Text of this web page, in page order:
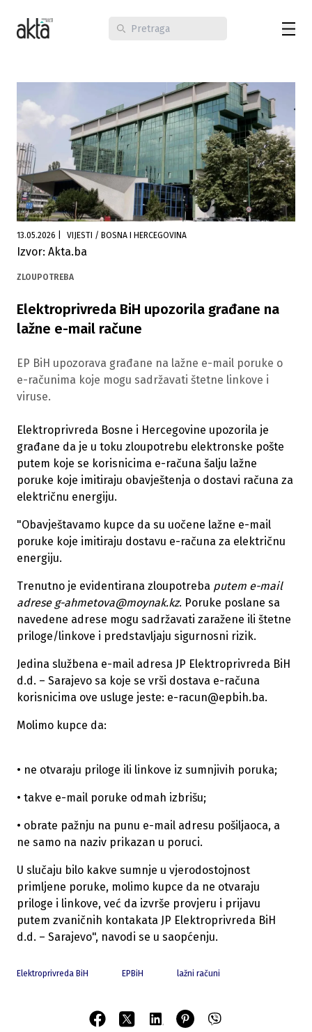
13.05.2026 VIJESTI / BOSNA I HERCEGOVINA
Izvor: Akta.ba
ZLOUPOTREBA
Elektroprivreda BiH upozorila građane na
lažne e-mail račune
EP BiH upozorava građane na lažne e-mail poruke o
e-računima koje mogu sadržavati štetne linkove i
viruse.
Elektroprivreda Bosne i Hercegovine upozorila je
građane da je u toku zloupotrebu elektronske pošte
putem koje se korisnicima e-računa šalju lažne
poruke koje imitiraju obavještenja o dostavi računa za
električnu energiju.
"Obavještavamo kupce da su uočene lažne e-mail
poruke koje imitiraju dostavu e-računa za električnu
energiju.
Trenutno je evidentirana zloupotreba putem e-mail
adrese g-ahmetova@moynak.kz. Poruke poslane sa
navedene adrese mogu sadržavati zaražene ili štetne
priloge/linkove i predstavljaju sigurnosni rizik.
Jedina službena e-mail adresa JP Elektroprivreda BiH
d.d. – Sarajevo sa koje se vrši dostava e-računa
korisnicima ove usluge jeste: e-racun@epbih.ba.
Molimo kupce da:
• ne otvaraju priloge ili linkove iz sumnjivih poruka;
• takve e-mail poruke odmah izbrišu;
• obrate pažnju na punu e-mail adresu pošiljaoca, a
ne samo na naziv prikazan u poruci.
U slučaju bilo kakve sumnje u vjerodostojnost
primljene poruke, molimo kupce da ne otvaraju
priloge i linkove, već da izvrše provjeru i prijavu
putem zvaničnih kontakata JP Elektroprivreda BiH
d.d. – Sarajevo", navodi se u saopćenju.
Elektroprivreda BiH EPBiH lažni računi